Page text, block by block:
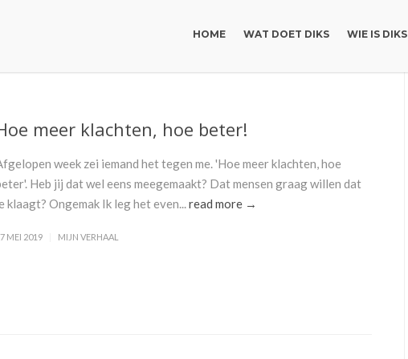
HOME WAT DOET DIKS WIE IS DIKS
meer klachten, hoe beter!
week zei iemand het tegen me. 'Hoe meer klachten, hoe
Heb jij dat wel eens meegemaakt? Dat mensen graag willen dat
klaagt? Ongemak Ik leg het even...read more →
MEI 2019 MIJN VERHAAL